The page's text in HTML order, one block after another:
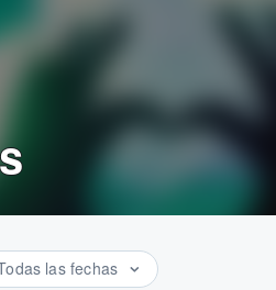
las fechas